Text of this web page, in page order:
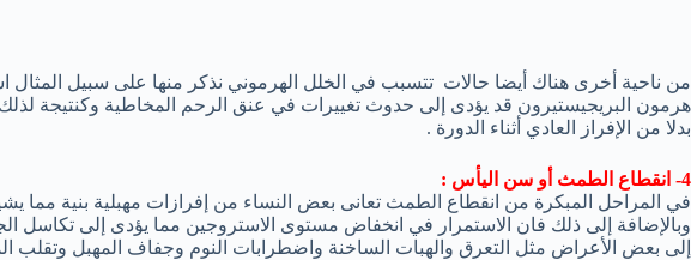
من ناحية أخرى هناك أيضا حالات تتسبب في الخلل الهرموني نذكر منها على سبيل المثال
هرمون البريجيستيرون قد يؤدى إلى حدوث تغييرات في عنق الرحم المخاطية وكنتيجة
بدلا من الإفراز العادي أثناء الدورة .
4- انقطاع الطمث أو سن اليأس :
في المراحل المبكرة من انقطاع الطمث تعانى بعض النساء من إفرازات مهبلية بنية مما يشير
وبالإضافة إلى ذلك فان الاستمرار في انخفاض مستوى الاستروجين مما يؤدى إلى تكاسل
إلى بعض الأعراض مثل التعرق والهبات الساخنة واضطرابات النوم وجفاف المهبل وتقلب